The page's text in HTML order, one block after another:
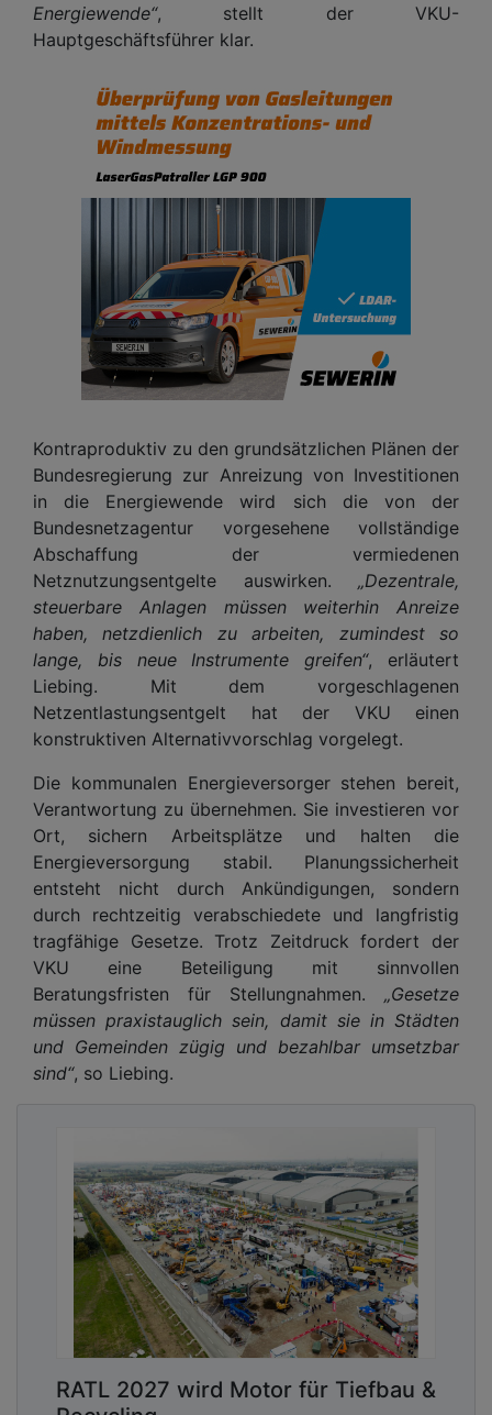
Energiewende“, stellt der VKU-
Hauptgeschäftsführer klar.
Kontraproduktiv zu den grundsätzlichen Plänen der
Bundesregierung zur Anreizung von Investitionen
in die Energiewende wird sich die von der
Bundesnetzagentur vorgesehene vollständige
Abschaffung der vermiedenen
Netznutzungsentgelte auswirken. „Dezentrale,
steuerbare Anlagen müssen weiterhin Anreize
haben, netzdienlich zu arbeiten, zumindest so
lange, bis neue Instrumente greifen“, erläutert
Liebing. Mit dem vorgeschlagenen
Netzentlastungsentgelt hat der VKU einen
konstruktiven Alternativvorschlag vorgelegt.
Die kommunalen Energieversorger stehen bereit,
Verantwortung zu übernehmen. Sie investieren vor
Ort, sichern Arbeitsplätze und halten die
Energieversorgung stabil. Planungssicherheit
entsteht nicht durch Ankündigungen, sondern
durch rechtzeitig verabschiedete und langfristig
tragfähige Gesetze. Trotz Zeitdruck fordert der
VKU eine Beteiligung mit sinnvollen
Beratungsfristen für Stellungnahmen. „Gesetze
müssen praxistauglich sein, damit sie in Städten
und Gemeinden zügig und bezahlbar umsetzbar
sind“, so Liebing.
RATL 2027 wird Motor für Tiefbau &